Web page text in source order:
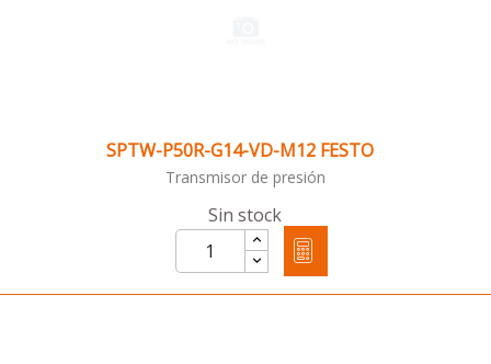
SPTW-P50R-G14-VD-M12 FESTO
Transmisor de presión
Sin stock